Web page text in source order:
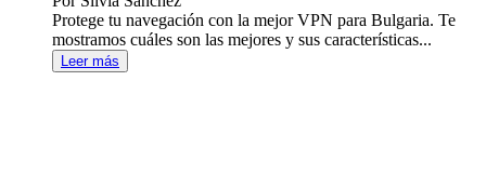
Protege tu navegación con la mejor VPN para Bulgaria. Te
mostramos cuáles son las mejores y sus características...
Leer más